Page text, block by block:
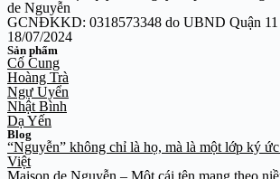
de Nguyễn
GCNĐKKD: 0318573348 do UBND Quận 11
18/07/2024
Sản phẩm
Cố Cung
Hoàng Trà
Ngự Uyển
Nhật Bình
Dạ Yến
Blog
“Nguyễn” không chỉ là họ, mà là một lớp ký
Việt
Maison de Nguyễn – Một cái tên mang theo